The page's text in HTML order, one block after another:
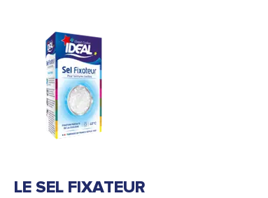
LE SEL FIXATEUR